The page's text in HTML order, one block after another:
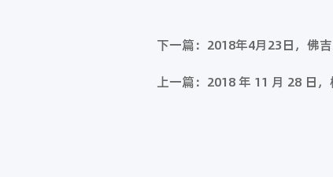
下一篇：2018年4月23日，佛
上一篇：2018 年 11 月 28 日